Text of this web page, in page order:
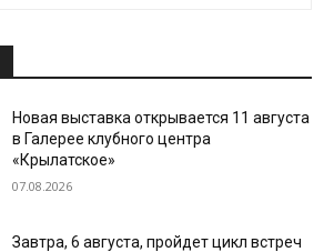
Новая выставка открывается 11 августа
в Галерее клубного центра
«Крылатское»
07.08.2026
Завтра, 6 августа, пройдет цикл встреч